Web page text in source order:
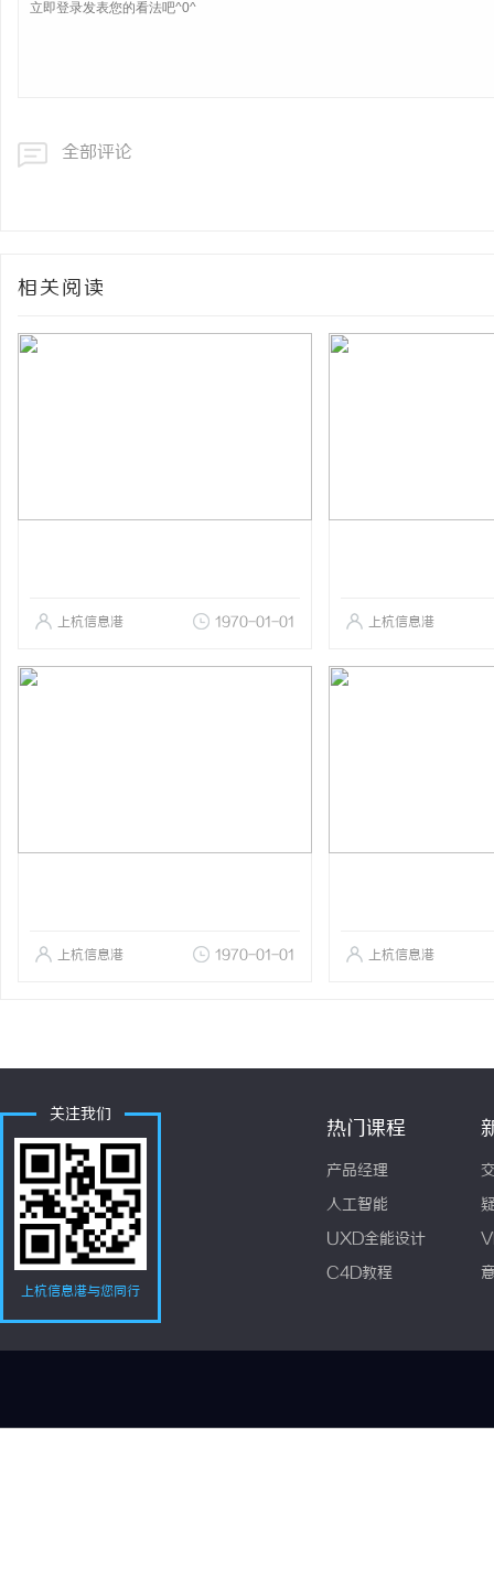
全部评论
相关阅读
上杭信息港 1970-01-01 上杭信息港
上杭信息港 1970-01-01 上杭信息港
关注我们
上杭信息港与您同行
热门课程
产品经理
人工智能
UXD全能设计
C4D教程